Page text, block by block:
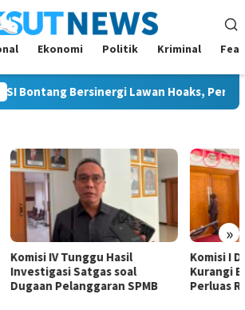
Ekonomi Politik Kriminal
Bersinergi Lawan Hoaks, Perkuat
»
SPMB
Komisi I Dorong Pemkot
Kurangi Belanja ASN demi
Perluas Ruang Pembangunan